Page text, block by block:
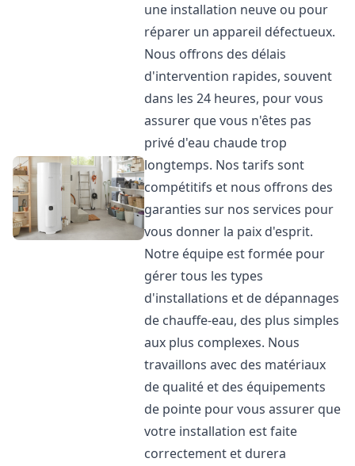
une installation neuve ou pour
réparer un appareil défectueux.
Nous offrons des délais
d'intervention rapides, souvent
dans les 24 heures, pour vous
assurer que vous n'êtes pas
privé d'eau chaude trop
longtemps. Nos tarifs sont
compétitifs et nous offrons des
garanties sur nos services pour
vous donner la paix d'esprit.
Notre équipe est formée pour
gérer tous les types
d'installations et de dépannages
de chauffe-eau, des plus simples
aux plus complexes. Nous
travaillons avec des matériaux
de qualité et des équipements
de pointe pour vous assurer que
votre installation est faite
correctement et durera